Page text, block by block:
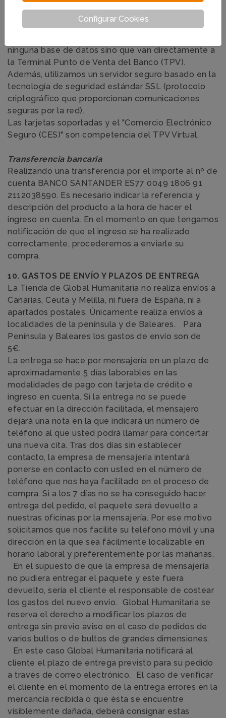
Las transacciones realizadas en Global
Humanitaria son 100% seguras. Los datos sobre las
ninguna base de datos sino que van directamente a
la Terminal Punto de Venta del Banco (TPV).
Además, utilizamos un servidor seguro basado en la
tecnología de seguridad estándar SSL (protocolo
criptográfico que proporcionan comunicaciones
seguras por la red).
Las tarjetas soportadas y el "Comercio Electrónico
Seguro (CES)" son competencia del TPV Virtual.
Transferencia bancaria
Realizando una transferencia por el importe al nº de
cuenta BANCO SANTANDER ES77 0049 1806 91
2112038590. Es necesario indicar la referencia y
descripción del producto a la hora de hacer el
ingreso en cuenta. En el momento en que tengamos
notificación de que el ingreso se ha realizado
correctamente, procederemos a enviarle su
compra.
10. GASTOS DE ENVÍO Y PLAZOS DE ENTREGA
La Tienda de Global Humanitaria no realiza envíos a
Canarias, Ceuta y Melilla, ni fuera de España, ni a
apartados postales. Únicamente realiza envíos a
localidades de la península y de Baleares. Para
Península y Baleares los gastos de envío son de
5€.
La entrega se hace por mensajería en un plazo de
aproximadamente 5 días laborables en las
modalidades de pago con tarjeta de crédito e
ingreso en cuenta. Si la entrega no se puede
efectuar en la dirección facilitada, el mensajero
dejará una nota en la que indicará un número de
teléfono al que usted podrá llamar para concertar
una nueva cita. Tras dos días sin establecer
contacto, la empresa de mensajería intentará
ponerse en contacto con usted en el número de
teléfono que nos haya facilitado en el proceso de
compra. Si a los 7 días no se ha conseguido hacer
entrega del pedido, el paquete será devuelto a
nuestras oficinas por la mensajería. Por ese motivo
solicitamos que nos facilite su teléfono móvil y una
dirección en la que sea fácilmente localizable en
horario laboral y preferentemente por las mañanas.
En el supuesto de que la empresa de mensajería
no pudiera entregar el paquete y este fuera
devuelto, sería el cliente el responsable de costear
los gastos del nuevo envío. Global Humanitaria se
reserva el derecho a modificar los plazos de
entrega sin previo aviso en el caso de pedidos de
varios bultos o de bultos de grandes dimensiones.
En este caso Global Humanitaria notificará al
cliente el plazo de entrega previsto para su pedido
a través de correo electrónico. El caso de verificar
el cliente en el momento de la entrega errores en la
mercancía recibida o que ésta se encuentre
visiblemente dañada, deberá consignar estas
Configurar Cookies